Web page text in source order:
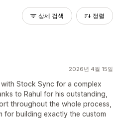
상세 검색 정렬
2026년 4월 15일
Stock Sync for a complex
to Rahul for his outstanding,
throughout the whole process,
for building exactly the custom